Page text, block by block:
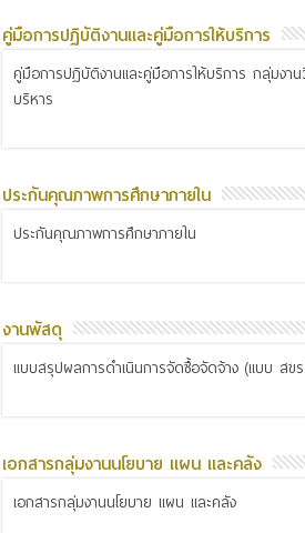
คู่มือการปฏิบัติงานและคู่มือการให้บริการ
คู่มือการปฏิบัติงานและคู่มือการให้บริการ กลุ่มงา
บริหาร
ประกันคุณภาพการศึกษาภายใน
ประกันคุณภาพการศึกษาภายใน
งานพัสดุ
แบบสรุปผลการดำเนินการจัดซื้อจัดจ้าง (แบบ สขร
เอกสารกลุ่มงานนโยบาย แผน และคลัง
เอกสารกลุ่มงานนโยบาย แผน และคลัง